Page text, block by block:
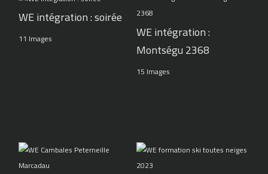
WE intégration : soirée
11 Images
WE intégration :
Montségu 2368
15 Images